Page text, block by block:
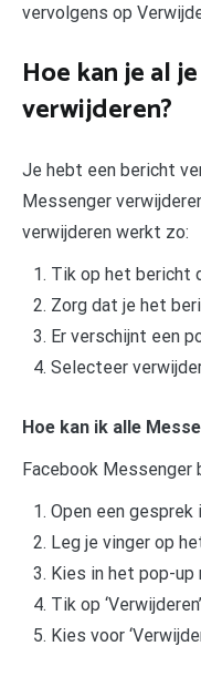
vervolgens op
Hoe kan je al
verwijderen?
Je hebt een bericht
Messenger
verwijderen werkt zo:
Tik op het bericht
Zorg dat je het
Er verschijnt een
Selecteer
Hoe kan ik alle
Facebook
Open een gesprek
Leg je vinger op
Kies in het pop-up
Tik op ‘Verwijderen’
Kies voor